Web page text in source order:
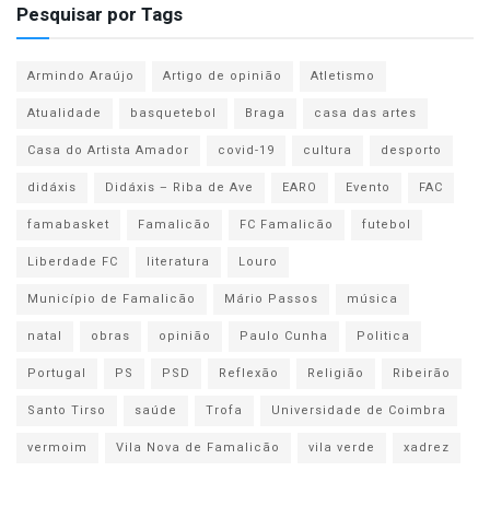
Pesquisar por Tags
Armindo Araújo Artigo de opinião
Atletismo
Atualidade
basquetebol Braga
casa das artes
Casa do Artista Amador
covid-19 cultura
desporto
didáxis
Didáxis – Riba de Ave EARO Evento
FAC
famabasket
Famalicão FC Famalicão
futebol
Liberdade FC
literatura
Louro
Município de Famalicão
Mário Passos
música
natal
obras opinião Paulo Cunha
Politica
Portugal
PS PSD Reflexão Religião
Ribeirão
Santo Tirso
saúde Trofa
Universidade de Coimbra
vermoim
Vila Nova de Famalicão vila verde xadrez